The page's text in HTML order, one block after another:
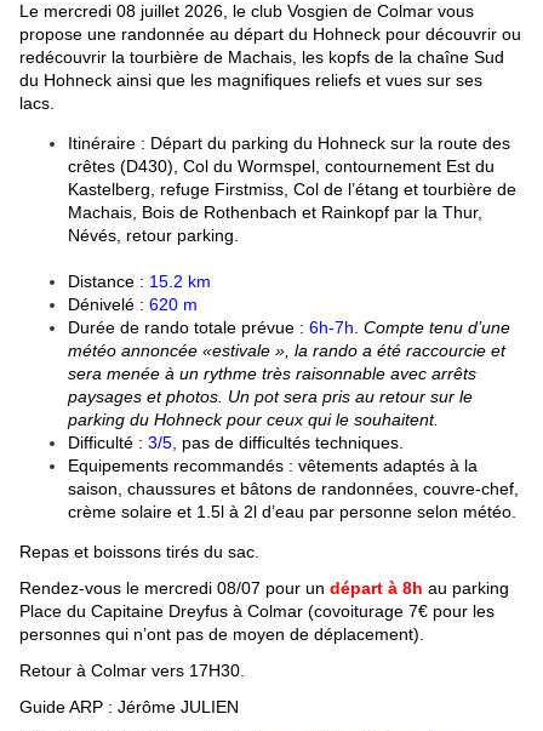
Le mercredi 08 juillet 2026, le club Vosgien de Colmar vous
propose une randonnée au départ du Hohneck pour découvrir ou
redécouvrir la tourbière de Machais, les kopfs de la chaîne Sud
du Hohneck ainsi que les magnifiques reliefs et vues sur ses
lacs.
Itinéraire : Départ du parking du Hohneck sur la route des
crêtes (D430), Col du Wormspel, contournement Est du
Kastelberg, refuge Firstmiss, Col de l’étang et tourbière de
Machais, Bois de Rothenbach et Rainkopf par la Thur,
Névés, retour parking.
Distance : 15.2 km
Dénivelé : 620 m
Durée de rando totale prévue : 6h-7h Compte tenu d’une
météo annoncée «estivale », la rando a été raccourcie et
sera menée à un rythme très raisonnable avec arrêts
paysages et photos. Un pot sera pris au retour sur le
parking du Hohneck pour ceux qui le souhaitent.
Difficulté : 3/5, pas de difficultés techniques.
Equipements recommandés : vêtements adaptés à la
saison, chaussures et bâtons de randonnées, couvre-chef,
crème solaire et 1.5l à 2l d’eau par personne selon météo.
Repas et boissons tirés du sac.
Rendez-vous le mercredi 08/07 pour un départ à 8h au parking
Place du Capitaine Dreyfus à Colmar (covoiturage 7€ pour les
personnes qui n’ont pas de moyen de déplacement).
Retour à Colmar vers 17H30.
Guide ARP : Jérôme JULIEN